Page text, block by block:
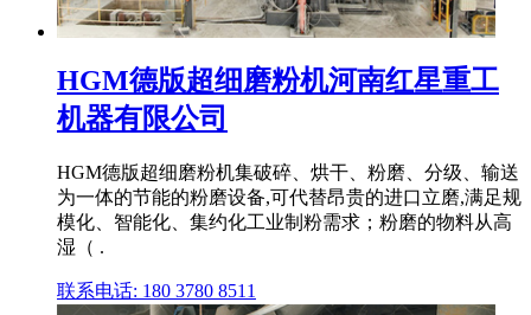
HGM德版超细磨粉机河南红星重工
机器有限公司
HGM德版超细磨粉机集破碎、烘干、粉磨、分级、输送
为一体的节能的粉磨设备,可代替昂贵的进口立磨,满足规
模化、智能化、集约化工业制粉需求；粉磨的物料从高
湿（ .
联系电话: 180 3780 8511